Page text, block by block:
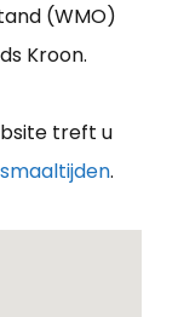
(WMO)
Kroon.
treft u
.